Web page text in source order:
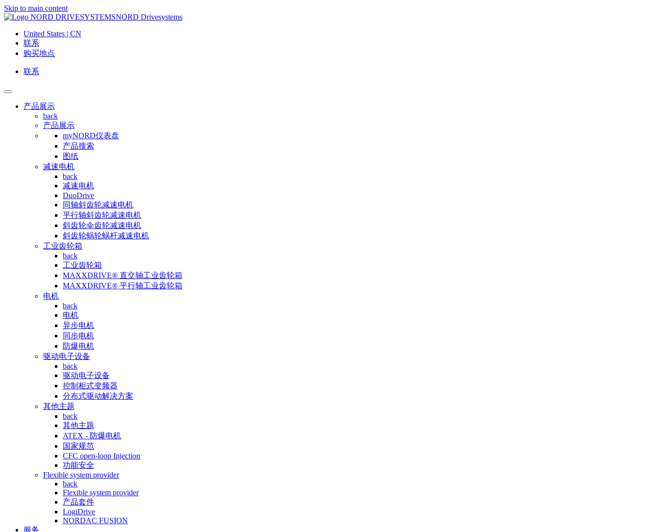
Skip to main content
NORD Drivesystems
United States | CN
联系
购买地点
联系
产品展示
back
产品展示
myNORD仪表盘
产品搜索
图纸
减速电机
back
减速电机
DuoDrive
同轴斜齿轮减速电机
平行轴斜齿轮减速电机
斜齿轮伞齿轮减速电机
斜齿轮蜗轮蜗杆减速电机
工业齿轮箱
back
工业齿轮箱
MAXXDRIVE® 直交轴工业齿轮箱
MAXXDRIVE® 平行轴工业齿轮箱
电机
back
电机
异步电机
同步电机
防爆电机
驱动电子设备
back
驱动电子设备
控制柜式变频器
分布式驱动解决方案
其他主题
back
其他主题
ATEX - 防爆电机
国家规范
CFC open-loop Injection
功能安全
Flexible system provider
back
Flexible system provider
产品套件
LogiDrive
NORDAC FUSION
服务